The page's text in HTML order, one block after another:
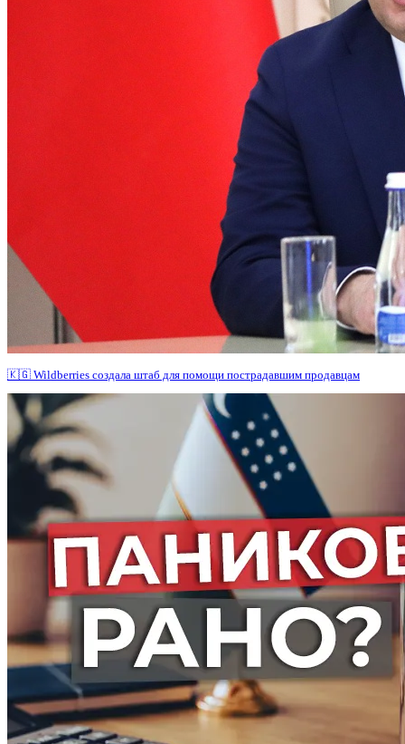
🇰🇬 Wildberries создала штаб для помощи пострадавшим продавцам